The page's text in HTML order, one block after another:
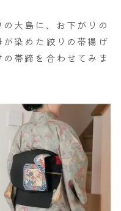
大島に、お下がりの
染めた絞りの帯揚げ
帯締を合わせてみま